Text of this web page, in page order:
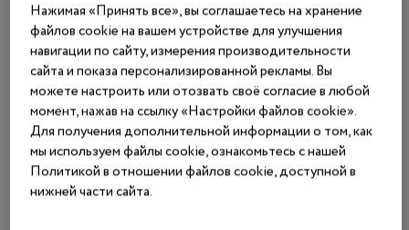
Нажимая «Принять все», вы соглашаетесь на хранение
файлов cookie на вашем устройстве для улучшения
навигации по сайту, измерения производительности
сайта и показа персонализированной рекламы. Вы
можете настроить или отозвать своё согласие в любой
момент, нажав на ссылку «Настройки файлов cookie».
Для получения дополнительной информации о том, как
мы используем файлы cookie, ознакомьтесь с нашей
Политикой в отношении файлов cookie, доступной в
нижней части сайта.